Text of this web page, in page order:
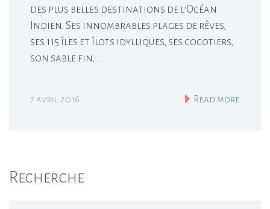
des plus belles destinations de l’Océan
Indien. Ses innombrables plages de rêves,
ses 115 îles et îlots idylliques, ses cocotiers,
son sable fin,…
7 avril 2016 Read more
Recherche